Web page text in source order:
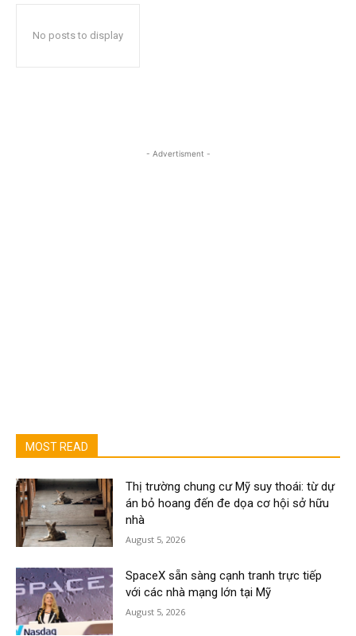
No posts to display
- Advertisment -
MOST READ
Thị trường chung cư Mỹ suy thoái: từ dự
án bỏ hoang đến đe dọa cơ hội sở hữu
nhà
August 5, 2026
SpaceX sẵn sàng cạnh tranh trực tiếp
với các nhà mạng lớn tại Mỹ
August 5, 2026